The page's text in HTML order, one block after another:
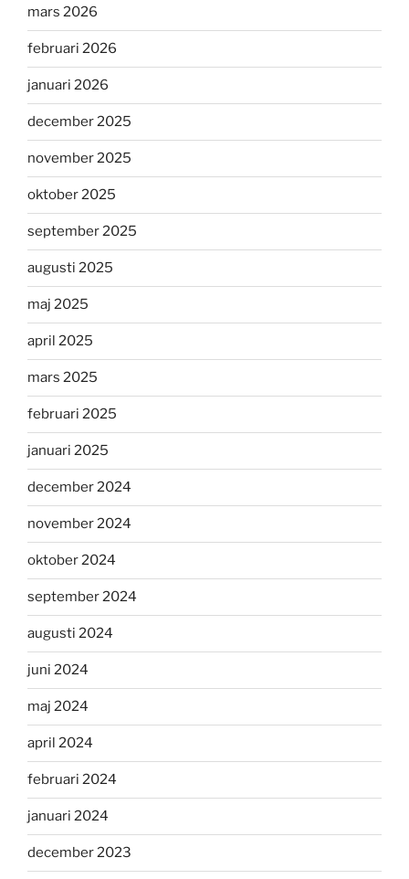
mars 2026
februari 2026
januari 2026
december 2025
november 2025
oktober 2025
september 2025
augusti 2025
maj 2025
april 2025
mars 2025
februari 2025
januari 2025
december 2024
november 2024
oktober 2024
september 2024
augusti 2024
juni 2024
maj 2024
april 2024
februari 2024
januari 2024
december 2023